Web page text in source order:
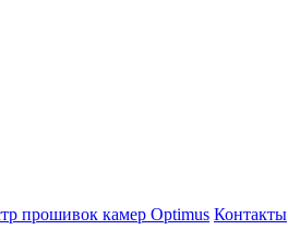
прошивок камер Optimus Контакты